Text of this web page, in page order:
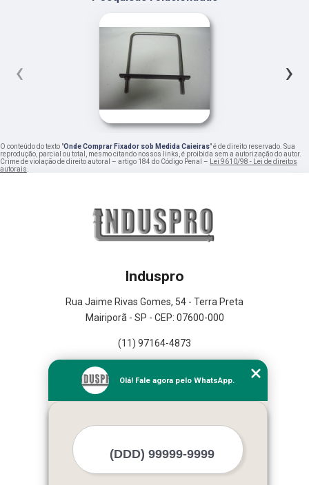
‹ ›
O conteúdo do texto "Onde Comprar Fixador sob Medida Caieiras" é de direito reservado. Sua
reprodução, parcial ou total, mesmo citando nossos links, é proibida sem a autorização do autor.
Crime de violação de direito autoral – artigo 184 do Código Penal – Lei 9610/98 - Lei de direitos
autorais.
Induspro
Rua Jaime Rivas Gomes, 54 - Terra Preta
Mairiporã - SP - CEP: 07600-000
(11) 97164-4873
Empresa
Missão
Mapa do site
Mais Serviços
Olá! Fale agora pelo WhatsApp.